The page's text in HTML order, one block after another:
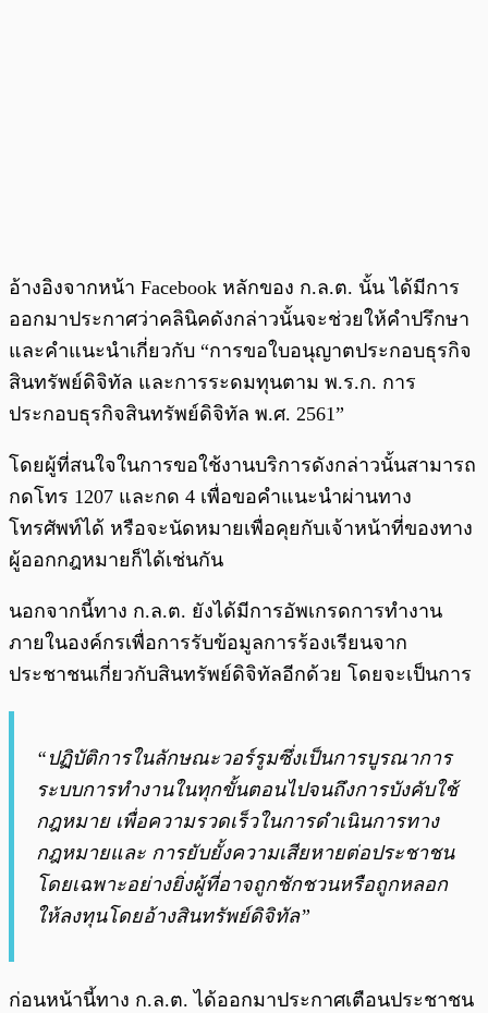
อ้างอิงจากหน้า Facebook หลักของ ก.ล.ต. นั้น ได้มีการ
ออกมาประกาศว่าคลินิคดังกล่าวนั้นจะช่วยให้คำปรึกษา
และคำแนะนำเกี่ยวกับ “การขอใบอนุญาตประกอบธุรกิจ
สินทรัพย์ดิจิทัล และการระดมทุนตาม พ.ร.ก. การ
ประกอบธุรกิจสินทรัพย์ดิจิทัล พ.ศ. 2561”
โดยผู้ที่สนใจในการขอใช้งานบริการดังกล่าวนั้นสามารถ
กดโทร 1207 และกด 4 เพื่อขอคำแนะนำผ่านทาง
โทรศัพท์ได้ หรือจะนัดหมายเพื่อคุยกับเจ้าหน้าที่ของทาง
ผู้ออกกฎหมายก็ได้เช่นกัน
นอกจากนี้ทาง ก.ล.ต. ยังได้มีการอัพเกรดการทำงาน
ภายในองค์กรเพื่อการรับข้อมูลการร้องเรียนจาก
ประชาชนเกี่ยวกับสินทรัพย์ดิจิทัลอีกด้วย โดยจะเป็นการ
“ปฏิบัติการในลักษณะวอร์รูมซึ่งเป็นการบูรณาการ
ระบบการทำงานในทุกขั้นตอนไปจนถึงการบังคับใช้
กฎหมาย เพื่อความรวดเร็วในการดำเนินการทาง
กฎหมายและ การยับยั้งความเสียหายต่อประชาชน
โดยเฉพาะอย่างยิ่งผู้ที่อาจถูกชักชวนหรือถูกหลอก
ให้ลงทุนโดยอ้างสินทรัพย์ดิจิทัล”
ก่อนหน้านี้ทาง ก.ล.ต. ได้ออกมาประกาศเตือนประชาชน